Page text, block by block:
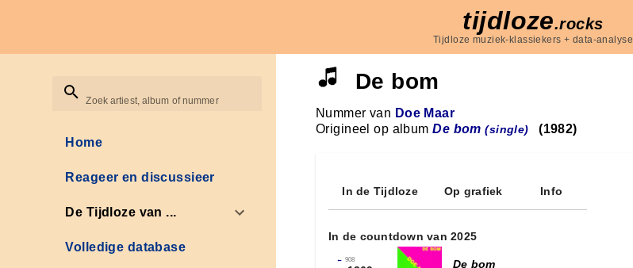
tijdloze.rocks
Tijdloze muziek-klassiekers + data-analyse
Zoek artiest, album of nummer
Home
Reageer en discussieer
De Tijdloze van ...
Volledige database
De bom
Nummer van Doe Maar
Origineel op albumDe bom (single) (1982)
In de Tijdloze Op grafiek Info
In de countdown van 2025
← 908 De bom